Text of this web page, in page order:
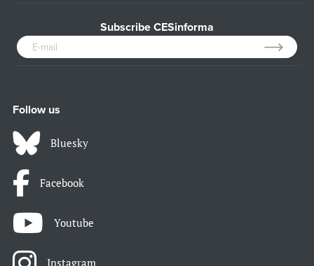
Subscribe CESinforma
Follow us
Bluesky
Facebook
Youtube
Instagram